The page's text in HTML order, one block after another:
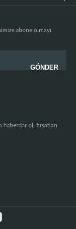
abone olmayı
ol, fırsatları